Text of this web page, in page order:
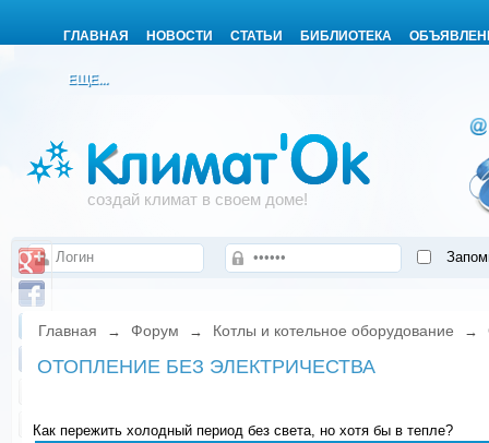
ГЛАВНАЯ НОВОСТИ СТАТЬИ БИБЛИОТЕКА
ЕЩЕ...
создай климат в своем доме!
Главная → Форум → Котлы и котельное оборудование →
ОТОПЛЕНИЕ БЕЗ ЭЛЕКТРИЧЕСТВА
Как пережить холодный период без света, но хотя бы в тепле?